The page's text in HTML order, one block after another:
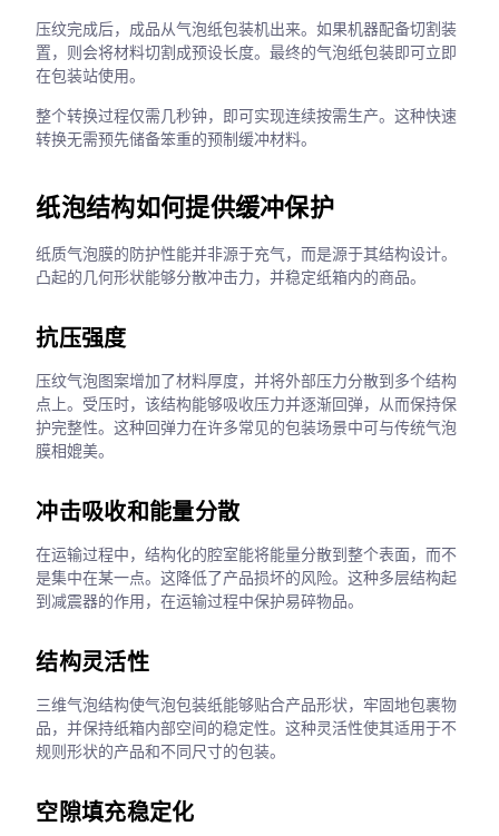
压纹完成后，成品从气泡纸包装机出来。如果机器配备切割装
置，则会将材料切割成预设长度。最终的气泡纸包装即可立即
在包装站使用。
整个转换过程仅需几秒钟，即可实现连续按需生产。这种快速
转换无需预先储备笨重的预制缓冲材料。
纸泡结构如何提供缓冲保护
纸质气泡膜的防护性能并非源于充气，而是源于其结构设计。
凸起的几何形状能够分散冲击力，并稳定纸箱内的商品。
抗压强度
压纹气泡图案增加了材料厚度，并将外部压力分散到多个结构
点上。受压时，该结构能够吸收压力并逐渐回弹，从而保持保
护完整性。这种回弹力在许多常见的包装场景中可与传统气泡
膜相媲美。
冲击吸收和能量分散
在运输过程中，结构化的腔室能将能量分散到整个表面，而不
是集中在某一点。这降低了产品损坏的风险。这种多层结构起
到减震器的作用，在运输过程中保护易碎物品。
结构灵活性
三维气泡结构使气泡包装纸能够贴合产品形状，牢固地包裹物
品，并保持纸箱内部空间的稳定性。这种灵活性使其适用于不
规则形状的产品和不同尺寸的包装。
空隙填充稳定化